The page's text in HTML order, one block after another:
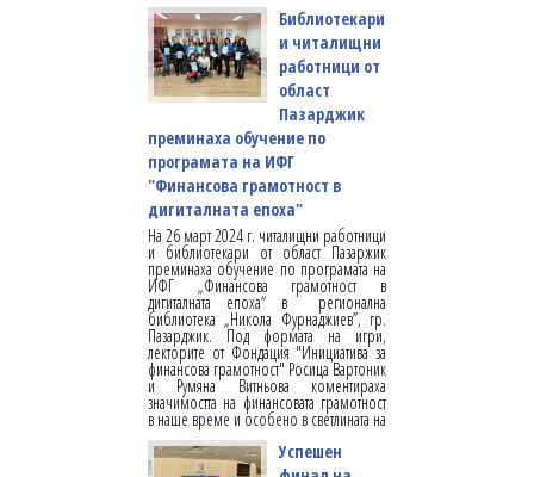
Библиотекари
и читалищни
работници от
област
Пазарджик
преминаха обучение по
програмата на ИФГ
"Финансова грамотност в
дигиталната епоха"
На 26 март 2024 г. читалищни работници
и библиотекари от област Пазаржик
преминаха обучение по програмата на
ИФГ „Финансова грамотност в
дигиталната епоха“ в регионална
библиотека „Никола Фурнаджиев”, гр.
Пазарджик. Под формата на игри,
лекторите от Фондация "Инициатива за
финансова грамотност" Росица Вартоник
и Румяна Витньова коментираха
значимостта на финансовата грамотност
в наше време и особено в светлината на
Успешен